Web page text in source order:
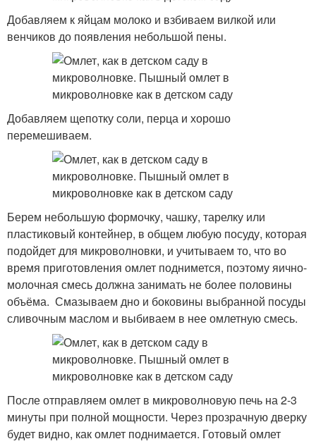
Добавляем к яйцам молоко и взбиваем вилкой или
венчиков до появления небольшой пены.
Добавляем щепотку соли, перца и хорошо
перемешиваем.
Берем небольшую формочку, чашку, тарелку или
пластиковый контейнер, в общем любую посуду, которая
подойдет для микроволновки, и учитываем то, что во
время приготовления омлет поднимется, поэтому яично-
молочная смесь должна занимать не более половины
объёма. Смазываем дно и боковины выбранной посуды
сливочным маслом и выбиваем в нее омлетную смесь.
После отправляем омлет в микроволновую печь на 2-3
минуты при полной мощности. Через прозрачную дверку
будет видно, как омлет поднимается. Готовый омлет